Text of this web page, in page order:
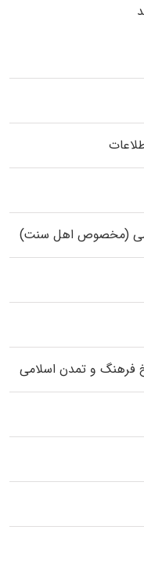
(مخصوص اهل سنت)
فرهنگ و تمدن اسلامی